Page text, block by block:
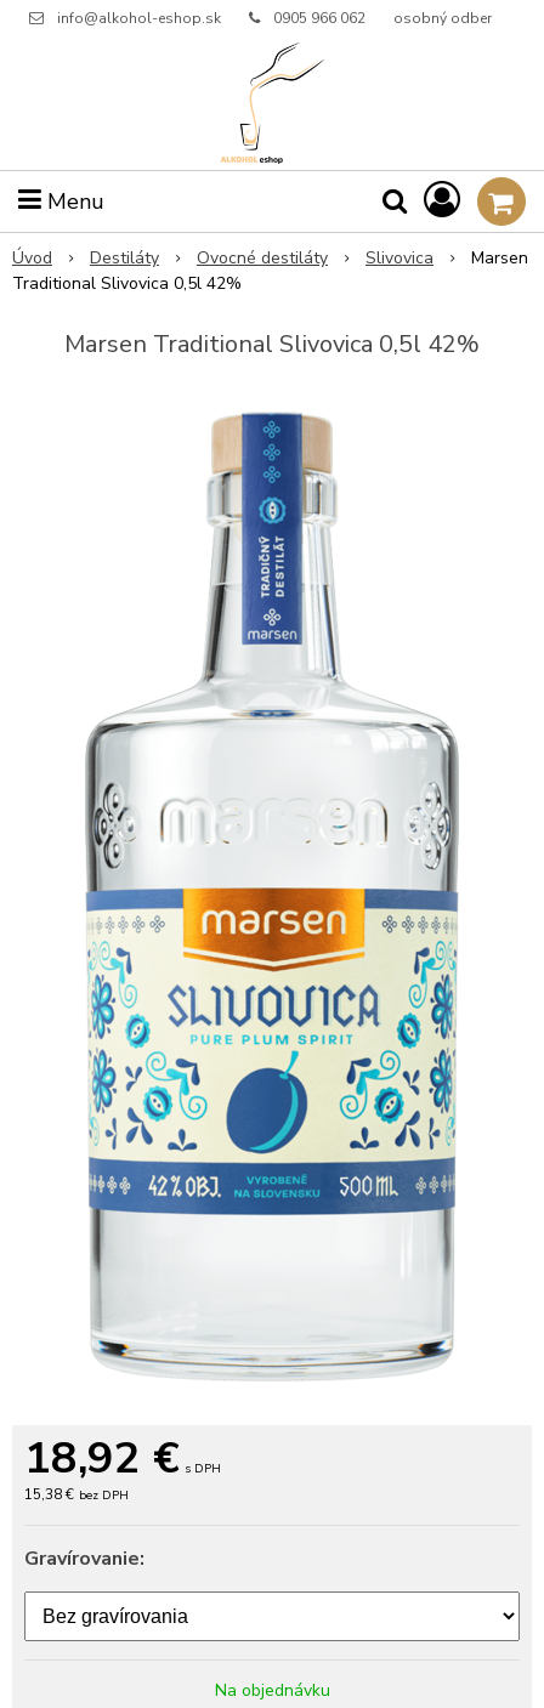
info@alkohol-eshop.sk 0905 966 062 osobný odber
Menu
Úvod Destiláty Ovocné destiláty Slivovica
Marsen
Traditional Slivovica 0,5l 42%
Marsen Traditional Slivovica 0,5l 42%
18,92 € s DPH
15,38 € bez DPH
Gravírovanie:
Na objednávku